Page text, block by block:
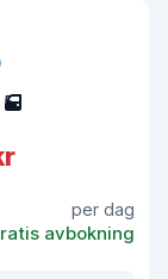
5
per dag
avbokning